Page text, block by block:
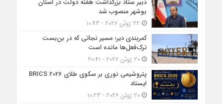
دبیر ستاد بزرگداشت هفته دولت در استان
بوشهر منصوب شد
کمربندی دیر؛ مسیر نجاتی که در بن‌بست
ترک‌فعل‌ها مانده است
20 ژوئن 2026 - 20:41
پتروشیمی نوری بر سکوی طلای BRICS 2026
ایستاد
20 ژوئن 2026 - 10:23